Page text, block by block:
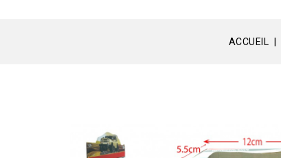
ACCUEIL